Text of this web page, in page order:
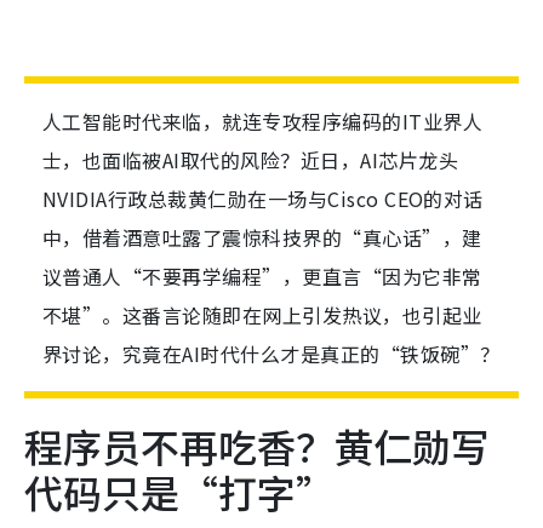
人工智能时代来临，就连专攻程序编码的IT业界人
士，也面临被AI取代的风险？近日，AI芯片龙头
NVIDIA行政总裁黄仁勋在一场与Cisco CEO的对话
中，借着酒意吐露了震惊科技界的“真心话”，建
议普通人“不要再学编程”，更直言“因为它非常
不堪”。这番言论随即在网上引发热议，也引起业
界讨论，究竟在AI时代什么才是真正的“铁饭碗”？
程序员不再吃香？黄仁勋写
代码只是“打字”